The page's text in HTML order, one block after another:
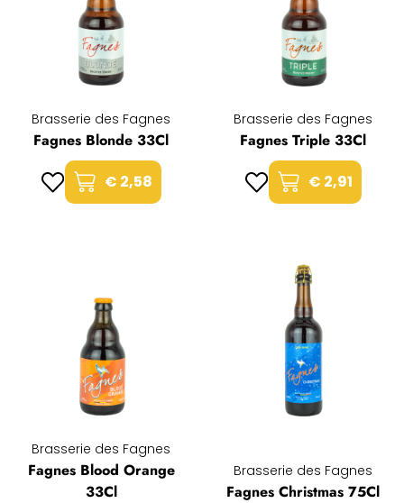
Brasserie des Fagnes
Fagnes Blonde 33Cl
€ 2,58
Brasserie des Fagnes
Fagnes Triple 33Cl
€ 2,91
Brasserie des Fagnes
Fagnes Blood Orange
33Cl
Brasserie des Fagnes
Fagnes Christmas 75Cl